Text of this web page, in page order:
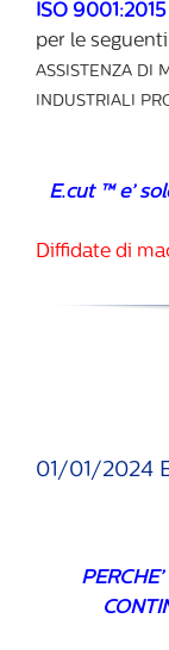
ISO 9001:2015
per le
ASSISTENZA DI
INDUSTRIALI
E.cut ™ e’
Diffidate di
01/01/2024